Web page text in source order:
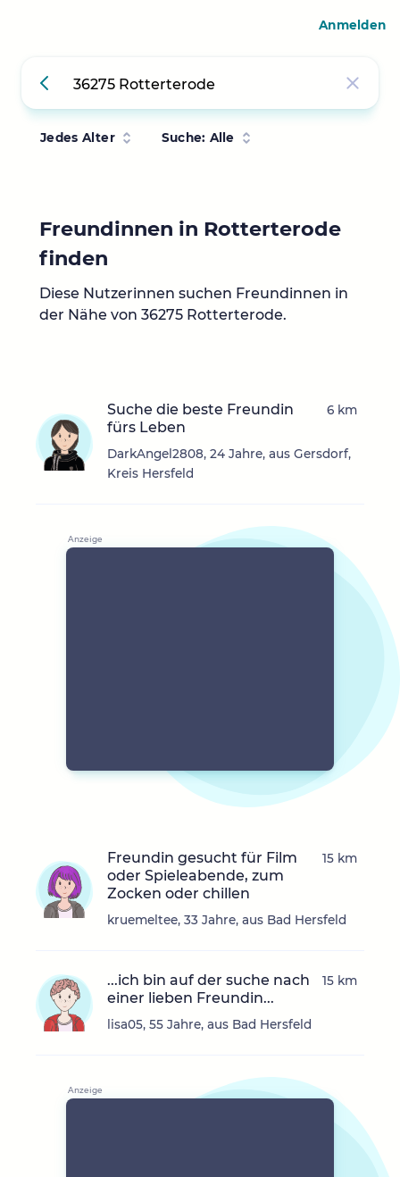
Jedes Alter Suche: Alle
Freundinnen in Rotterterode
finden
Diese Nutzerinnen suchen Freundinnen in
der Nähe von 36275 Rotterterode.
Suche die beste Freundin
fürs Leben
DarkAngel2808, 24 Jahre, aus Gersdorf,
Kreis Hersfeld
6 km
Freundin gesucht für Film
oder Spieleabende, zum
Zocken oder chillen
kruemeltee, 33 Jahre, aus Bad Hersfeld
15 km
...ich bin auf der suche nach
einer lieben Freundin...
lisa05, 55 Jahre, aus Bad Hersfeld
15 km
Anmelden